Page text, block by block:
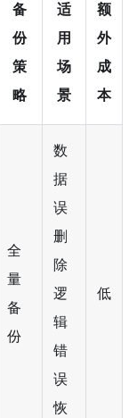
备
份
策
略
适
用
场
景
额
外
成
本
全
量
备
份
数
据
误
删
除
逻
辑
错
误
恢
低